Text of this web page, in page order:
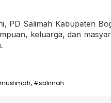
PD Salimah Kabupaten
keluarga, dan
, #salimah